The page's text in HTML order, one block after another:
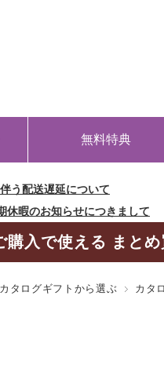
無料特典
う配送遅延について
休暇のお知らせにつきまして
購入で使える まと
タログギフトから選ぶ カタ